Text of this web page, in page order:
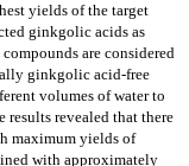
yields of the target
ginkgolic acids as
are considered
ginkgolic acid-free
volumes of water to
results revealed that there
maximum yields of
with approximately